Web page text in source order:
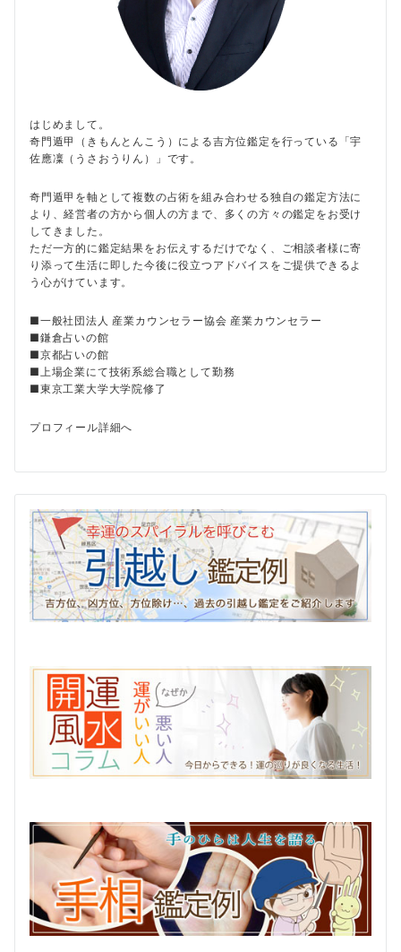
はじめまして。
奇門遁甲（きもんとんこう）による吉方位鑑定を行っている「宇
佐應凜（うさおうりん）」です。
奇門遁甲を軸として複数の占術を組み合わせる独自の鑑定方法に
より、経営者の方から個人の方まで、多くの方々の鑑定をお受け
してきました。
ただ一方的に鑑定結果をお伝えするだけでなく、ご相談者様に寄
り添って生活に即した今後に役立つアドバイスをご提供できるよ
う心がけています。
■一般社団法人 産業カウンセラー協会 産業カウンセラー
■鎌倉占いの館
■京都占いの館
■上場企業にて技術系総合職として勤務
■東京工業大学大学院修了
プロフィール詳細へ